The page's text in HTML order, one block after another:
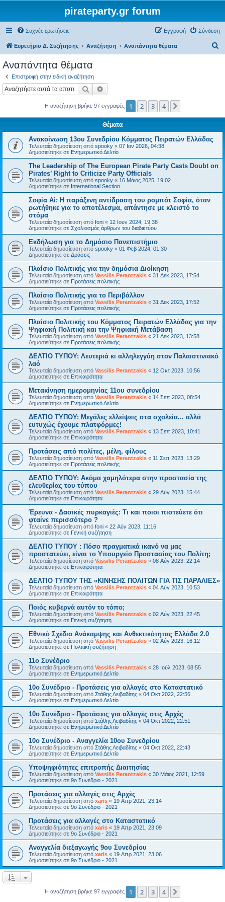
pirateparty.gr forum
Συχνές ερωτήσεις Σύνδεση
Εγγραφή
Ευρετήριο Δ. Συζήτησης Αναζήτηση Αναπάντητα θέματα
η
Αναπάντητα θέματα
Επιστροφή στην ειδική αναζήτηση
Αναζήτηση
Η αναζήτηση βρήκε 97 εγγραφές 1 2 3 4
Θέματα
Ανακοίνωση 13ου Συνεδρίου Κόμματος Πειρατών Ελλάδας
Τελευταία δημοσίευση από spooky « 07 Ιαν 2026, 04:38
Δημοσιεύτηκε σε Ενημερωτικό Δελτίο
The Leadership of The European Pirate Party Casts Doubt on
Pirates’ Right to Criticize Party Officials
Τελευταία δημοσίευση από spooky « 16 Μάιος 2025, 19:02
Δημοσιεύτηκε σε International Section
Σοφία Ai: Η παράξενη αντίδραση του ρομπότ Σοφία, όταν
ρωτήθηκε για το αποτέλεσμα, απάντησε με κλειστό το
στόμα
Τελευταία δημοσίευση από foni « 12 Ιουν 2024, 19:38
Δημοσιεύτηκε σε Σχολιασμός άρθρων του διαδικτύου
Εκδήλωση για το Δημόσιο Πανεπιστήμιο
Τελευταία δημοσίευση από spooky « 01 Φεβ 2024, 01:30
Δημοσιεύτηκε σε Δράσεις
Πλαίσιο Πολιτικής για την δημόσια Διοίκηση
Τελευταία δημοσίευση από Vassilis Perantzakis « 31 Δεκ 2023, 17:54
Δημοσιεύτηκε σε Προτάσεις πολιτικής
Πλαίσιο Πολιτικής για το Περιβάλλον
Τελευταία δημοσίευση από Vassilis Perantzakis « 31 Δεκ 2023, 17:52
Δημοσιεύτηκε σε Προτάσεις πολιτικής
Πλαίσιο Πολιτικής του Κόμματος Πειρατών Ελλάδας για την
Ψηφιακή Πολιτική και την Ψηφιακή Μετάβαση
Τελευταία δημοσίευση από Vassilis Perantzakis « 21 Δεκ 2023, 13:58
Δημοσιεύτηκε σε Προτάσεις πολιτικής
ΔΕΛΤΙΟ ΤΥΠΟΥ: Λευτεριά κι αλληλεγγύη στον Παλαιστινιακό
λαό
Τελευταία δημοσίευση από Vassilis Perantzakis « 12 Οκτ 2023, 10:56
Δημοσιεύτηκε σε Επικαιρότητα
Μετακίνηση ημερομηνίας 11ου συνεδρίου
Τελευταία δημοσίευση από Vassilis Perantzakis « 14 Σεπ 2023, 08:54
Δημοσιεύτηκε σε Ενημερωτικό Δελτίο
ΔΕΛΤΙΟ ΤΥΠΟΥ: Μεγάλες ελλείψεις στα σχολεία... αλλά
ευτυχώς έχουμε πλατφόρμες!
Τελευταία δημοσίευση από Vassilis Perantzakis « 13 Σεπ 2023, 10:41
Δημοσιεύτηκε σε Επικαιρότητα
Προτάσεις από πολίτες, μέλη, φίλους
Τελευταία δημοσίευση από Vassilis Perantzakis « 11 Σεπ 2023, 13:29
Δημοσιεύτηκε σε Προτάσεις πολιτικής
ΔΕΛΤΙΟ ΤΥΠΟΥ: Ακόμα χαμηλότερα στην προστασία της
ελευθερίας του τύπου
Τελευταία δημοσίευση από Vassilis Perantzakis « 29 Αύγ 2023, 15:44
Δημοσιεύτηκε σε Επικαιρότητα
Έρευνα - Δασικές πυρκαγιές: Τι και ποιοι πιστεύετε ότι
φταίνε περισσότερο ?
Τελευταία δημοσίευση από foni « 22 Αύγ 2023, 11:16
Δημοσιεύτηκε σε Γενική συζήτηση
ΔΕΛΤΙΟ ΤΥΠΟΥ : Πόσο πραγματικά ικανό να μας
προστατεύει, είναι το Υπουργείο Προστασίας του Πολίτη;
Τελευταία δημοσίευση από Vassilis Perantzakis « 08 Αύγ 2023, 22:14
Δημοσιεύτηκε σε Επικαιρότητα
ΔΕΛΤΙΟ ΤΥΠΟΥ ΤΗΣ «ΚΙΝΗΣΗΣ ΠΟΛΙΤΩΝ ΓΙΑ ΤΙΣ ΠΑΡΑΛΙΕΣ»
Τελευταία δημοσίευση από Vassilis Perantzakis « 04 Αύγ 2023, 10:53
Δημοσιεύτηκε σε Επικαιρότητα
Ποιός κυβερνά αυτόν το τόπο;
Τελευταία δημοσίευση από Vassilis Perantzakis « 02 Αύγ 2023, 22:45
Δημοσιεύτηκε σε Γενική συζήτηση
Eθνικό Σχέδιο Ανάκαμψης και Ανθεκτικότητας Ελλάδα 2.0
Τελευταία δημοσίευση από Vassilis Perantzakis « 02 Αύγ 2023, 16:12
Δημοσιεύτηκε σε Πολιτική συζήτηση
11o Συνέδριο
Τελευταία δημοσίευση από Vassilis Perantzakis « 28 Ιούλ 2023, 08:55
Δημοσιεύτηκε σε Ενημερωτικό Δελτίο
10ο Συνέδριο - Προτάσεις για αλλαγές στο Καταστατικό
Τελευταία δημοσίευση από Στάθης Λειβαδίτης « 04 Οκτ 2022, 22:56
Δημοσιεύτηκε σε Ενημερωτικό Δελτίο
10ο Συνέδριο - Προτάσεις για αλλαγές στις Αρχές
Τελευταία δημοσίευση από Στάθης Λειβαδίτης « 04 Οκτ 2022, 22:51
Δημοσιεύτηκε σε Ενημερωτικό Δελτίο
10ο Συνέδριο - Αναγγελία 10ου Συνεδρίου
Τελευταία δημοσίευση από Στάθης Λειβαδίτης « 04 Οκτ 2022, 22:43
Δημοσιεύτηκε σε Ενημερωτικό Δελτίο
Υποψηφιότητες επιτροπής Διαιτησίας
Τελευταία δημοσίευση από Vassilis Perantzakis « 30 Μάιος 2021, 12:59
Δημοσιεύτηκε σε 9ο Συνέδριο - 2021
Προτάσεις για αλλαγές στις Αρχές
Τελευταία δημοσίευση από xaris « 19 Απρ 2021, 23:14
Δημοσιεύτηκε σε 9ο Συνέδριο - 2021
Προτάσεις για αλλαγές στο Καταστατικό
Τελευταία δημοσίευση από xaris « 19 Απρ 2021, 23:09
Δημοσιεύτηκε σε 9ο Συνέδριο - 2021
Αναγγελία διεξαγωγής 9ου Συνεδρίου
Τελευταία δημοσίευση από xaris « 19 Απρ 2021, 23:06
Δημοσιεύτηκε σε 9ο Συνέδριο - 2021
Η αναζήτηση βρήκε 97 εγγραφές 1 2 3 4